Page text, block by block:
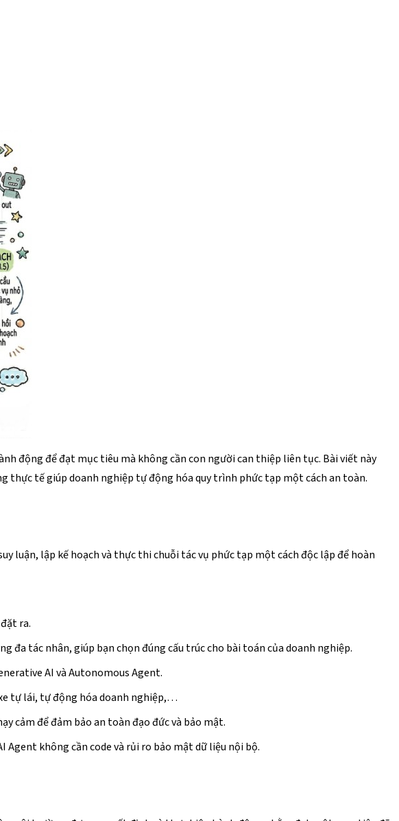
động để đạt mục tiêu mà không cần con người can thiệp liên tục. Bài viết này
thực tế giúp doanh nghiệp tự động hóa quy trình phức tạp một cách an toàn.
luận, lập kế hoạch và thực thi chuỗi tác vụ phức tạp một cách độc lập để hoàn
ra.
đa tác nhân, giúp bạn chọn đúng cấu trúc cho bài toán của doanh nghiệp.
AI và Autonomous Agent.
tự lái, tự động hóa doanh nghiệp,…
cảm để đảm bảo an toàn đạo đức và bảo mật.
không cần code và rủi ro bảo mật dữ liệu nội bộ.